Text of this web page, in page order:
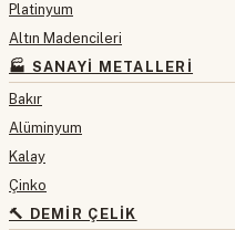
Platinyum
Altın Madencileri
🏭 SANAYI METALLERI
Bakır
Alüminyum
Kalay
Çinko
🔨 DEMIR ÇELIK